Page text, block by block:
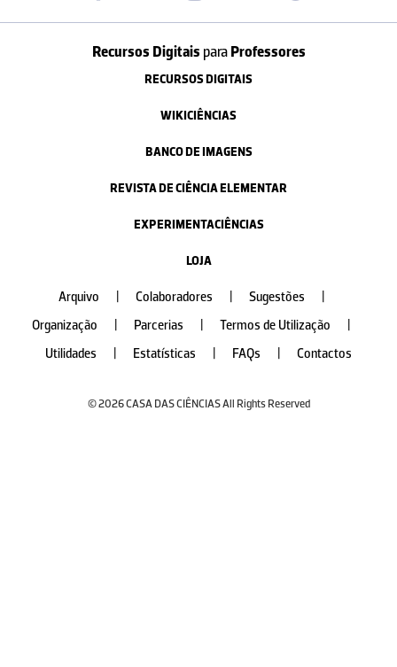
Recursos Digitais paraProfessores
RECURSOS DIGITAIS
WIKICIÊNCIAS
BANCO DE IMAGENS
REVISTA DE CIÊNCIA ELEMENTAR
EXPERIMENTACIÊNCIAS
LOJA
Arquivo Colaboradores Sugestões
Organização
Parcerias Termos de Utilização
Utilidades
Estatísticas FAQs Contactos
© 2026 CASA DAS CIÊNCIAS All Rights Reserved